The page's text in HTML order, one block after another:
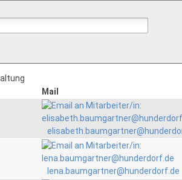
Mail
lena.baumgartner@hunderdorf.de